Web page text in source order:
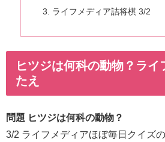
ライフメディア詰将棋 3/2
ヒツジは何科の動物？ライ
たえ
問題 ヒツジは何科の動物？
3/2 ライフメディアほぼ毎日クイズ